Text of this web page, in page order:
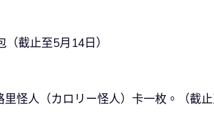
截止至5月14日）
怪人（カロリー怪人）卡一枚。（截